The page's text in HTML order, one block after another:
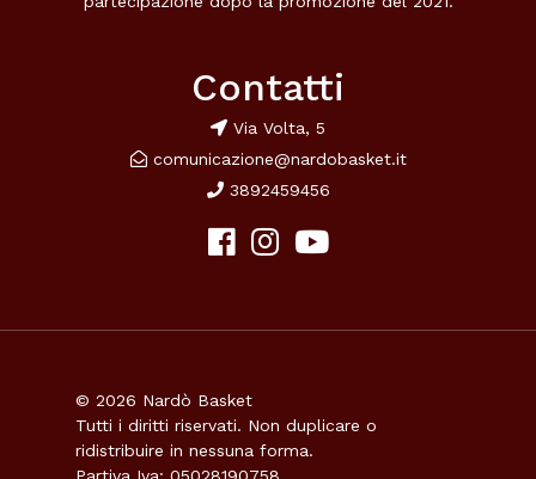
Contatti
Via Volta, 5
comunicazione@nardobasket.it
3892459456
© 2026 Nardò Basket
Tutti i diritti riservati. Non duplicare o
ridistribuire in nessuna forma.